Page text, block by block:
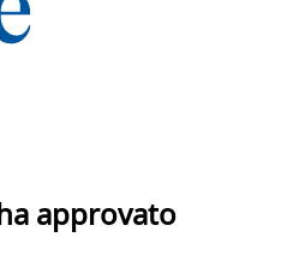
approvato